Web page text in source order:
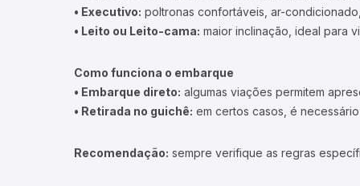
• Executivo: poltronas confortáveis, ar-
• Leito ou Leito-cama: maior inclinação, ideal para
Como funciona o embarque
• Embarque direto: algumas viações permitem
• Retirada no guichê: em certos casos, é
Recomendação: sempre verifique as regras